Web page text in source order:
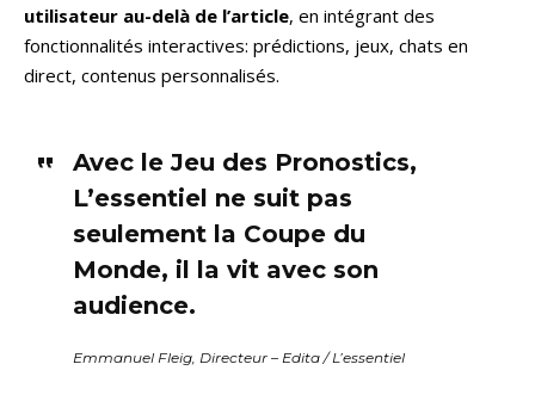
utilisateur au-delà de l’article, en intégrant des
fonctionnalités interactives: prédictions, jeux, chats en
direct, contenus personnalisés.
Avec le Jeu des Pronostics,
L’essentiel ne suit pas
seulement la Coupe du
Monde, il la vit avec son
audience.
Emmanuel Fleig, Directeur – Edita / L’essentiel